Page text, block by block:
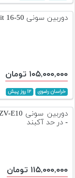
دوربین سونی sony zv-e10 kit 16-50
۱۰۵,۰۰۰,۰۰۰ تومان
خراسان رضوی ۱۲ روز پیش
- در حد آکبند
۱۱۵,۰۰۰,۰۰۰ تومان